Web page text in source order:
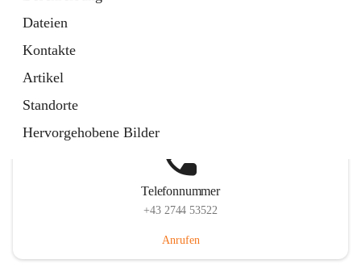
Dateien
Kontakte
Artikel
Standorte
Hervorgehobene Bilder
Telefonnummer
+43 2744 53522
Anrufen